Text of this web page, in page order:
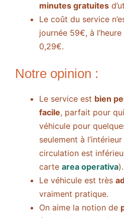
minutes gratuites
Le coût du service
journée 59€, à
0,29€.
Notre opinion :
Le service est bien
facile, parfait pour
véhicule pour
seulement à
circulation est
carte area operativa).
Le véhicule est très
vraiment pratique.
On aime la notion de